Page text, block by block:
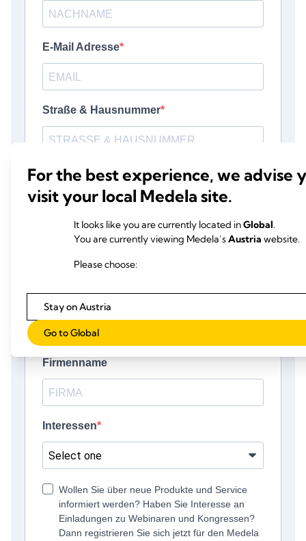
For the best experience, we advise
visit your local Medela site.
It looks like you are currently located inGlobal.
You are currently viewing Medela’sAustria website.
Please choose:
Stay on Austria
Go to Global